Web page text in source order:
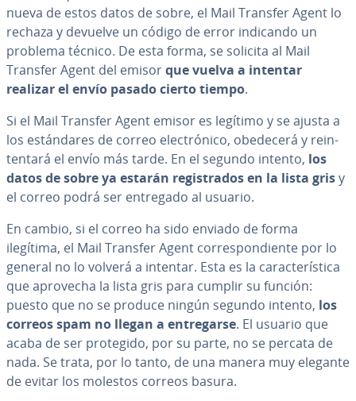
nueva de estos datos de sobre, el Mail Transfer Agent lo
rechaza y devuelve un código de error indicando un
problema técnico. De esta forma, se solicita al Mail
Transfer Agent del emisorque vuelva a intentar
realizar el envío pasado cierto tiempo.
Si el Mail Transfer Agent emisor es legítimo y se ajusta a
los es­tá­n­da­res de correo ele­c­tró­ni­co, obedecerá y re­in­
te­n­ta­rá el envío más tarde. En el segundo intento, los
datos de sobre ya estarán re­gi­s­tra­dos en la lista grisy
el correo podrá ser entregado al usuario.
En cambio, si el correo ha sido enviado de forma
ilegítima, el Mail Transfer Agent co­rre­s­po­n­die­n­te por lo
general no lo volverá a intentar. Esta es la ca­ra­c­te­rí­s­ti­ca
que aprovecha la lista gris para cumplir su función:
puesto que no se produce ningún segundo intento, los
correos spam no llegan a en­tre­gar­se. El usuario que
acaba de ser protegido, por su parte, no se percata de
nada. Se trata, por lo tanto, de una manera muy elegante
de evitar los molestos correos basura.